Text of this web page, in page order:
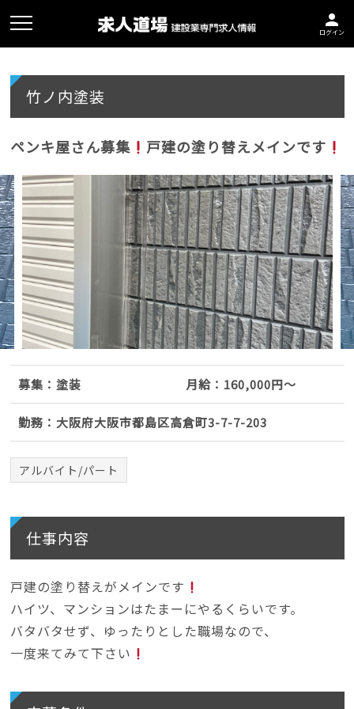
person
ログイン
竹ノ内塗装
ペンキ屋さん募集 戸建の塗り替えメインです
募集：塗装 月給：160,000円～
勤務：大阪府大阪市都島区高倉町3-7-7-203
アルバイト/パート
仕事内容
戸建の塗り替えがメインです
ハイツ、マンションはたまーにやるくらいです。
バタバタせず、ゆったりとした職場なので、
一度来てみて下さい